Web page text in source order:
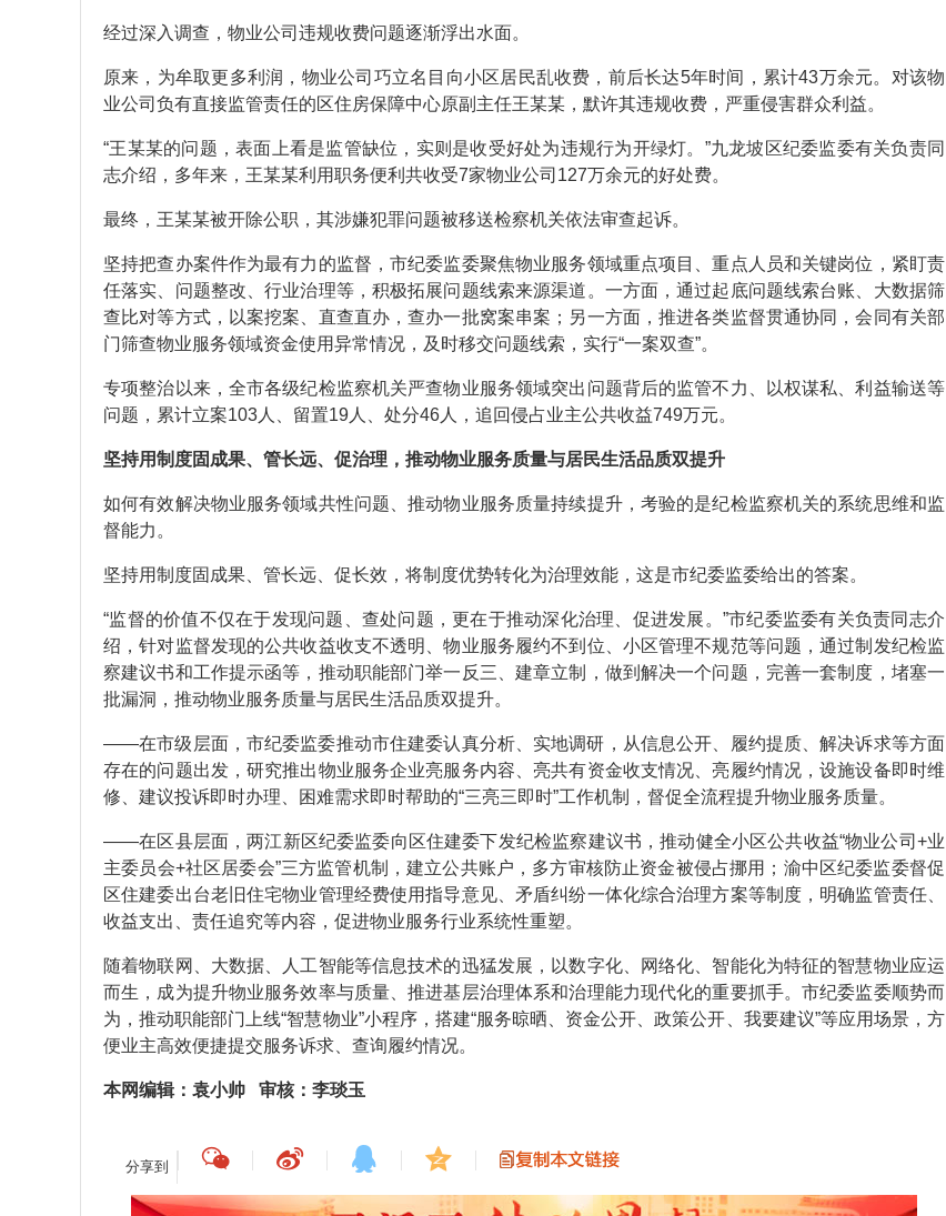
经过深入调查，物业公司违规收费问题逐渐浮出水面。
原来，为牟取更多利润，物业公司巧立名目向小区居民乱收费，前后长达5年时间，累计43万余元。对该物
业公司负有直接监管责任的区住房保障中心原副主任王某某，默许其违规收费，严重侵害群众利益。
“王某某的问题，表面上看是监管缺位，实则是收受好处为违规行为开绿灯。”九龙坡区纪委监委有关负责同
志介绍，多年来，王某某利用职务便利共收受7家物业公司127万余元的好处费。
最终，王某某被开除公职，其涉嫌犯罪问题被移送检察机关依法审查起诉。
坚持把查办案件作为最有力的监督，市纪委监委聚焦物业服务领域重点项目、重点人员和关键岗位，紧盯责
任落实、问题整改、行业治理等，积极拓展问题线索来源渠道。一方面，通过起底问题线索台账、大数据筛
查比对等方式，以案挖案、直查直办，查办一批窝案串案；另一方面，推进各类监督贯通协同，会同有关部
门筛查物业服务领域资金使用异常情况，及时移交问题线索，实行“一案双查”。
专项整治以来，全市各级纪检监察机关严查物业服务领域突出问题背后的监管不力、以权谋私、利益输送等
问题，累计立案103人、留置19人、处分46人，追回侵占业主公共收益749万元。
坚持用制度固成果、管长远、促治理，推动物业服务质量与居民生活品质双提升
如何有效解决物业服务领域共性问题、推动物业服务质量持续提升，考验的是纪检监察机关的系统思维和监
督能力。
坚持用制度固成果、管长远、促长效，将制度优势转化为治理效能，这是市纪委监委给出的答案。
“监督的价值不仅在于发现问题、查处问题，更在于推动深化治理、促进发展。”市纪委监委有关负责同志介
绍，针对监督发现的公共收益收支不透明、物业服务履约不到位、小区管理不规范等问题，通过制发纪检监
察建议书和工作提示函等，推动职能部门举一反三、建章立制，做到解决一个问题，完善一套制度，堵塞一
批漏洞，推动物业服务质量与居民生活品质双提升。
——在市级层面，市纪委监委推动市住建委认真分析、实地调研，从信息公开、履约提质、解决诉求等方面
存在的问题出发，研究推出物业服务企业亮服务内容、亮共有资金收支情况、亮履约情况，设施设备即时维
修、建议投诉即时办理、困难需求即时帮助的“三亮三即时”工作机制，督促全流程提升物业服务质量。
——在区县层面，两江新区纪委监委向区住建委下发纪检监察建议书，推动健全小区公共收益“物业公司+业
主委员会+社区居委会”三方监管机制，建立公共账户，多方审核防止资金被侵占挪用；渝中区纪委监委督促
区住建委出台老旧住宅物业管理经费使用指导意见、矛盾纠纷一体化综合治理方案等制度，明确监管责任、
收益支出、责任追究等内容，促进物业服务行业系统性重塑。
随着物联网、大数据、人工智能等信息技术的迅猛发展，以数字化、网络化、智能化为特征的智慧物业应运
而生，成为提升物业服务效率与质量、推进基层治理体系和治理能力现代化的重要抓手。市纪委监委顺势而
为，推动职能部门上线“智慧物业”小程序，搭建“服务晾晒、资金公开、政策公开、我要建议”等应用场景，方
便业主高效便捷提交服务诉求、查询履约情况。
本网编辑：袁小帅 审核：李琰玉
分享到